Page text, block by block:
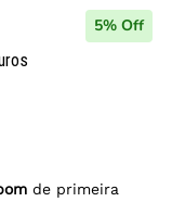
5% Off
de primeira